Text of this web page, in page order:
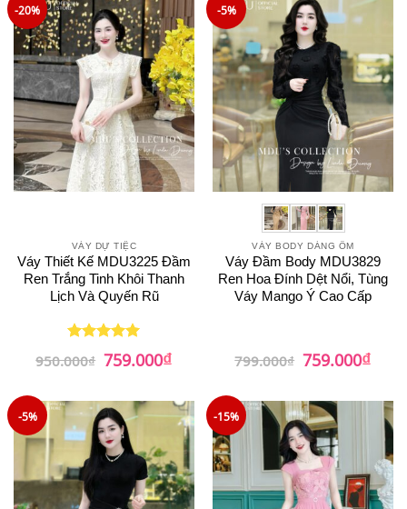
-20%
VÁY DỰ TIỆC
Váy Thiết Kế MDU3225 Đầm
Ren Trắng Tinh Khôi Thanh
Lịch Và Quyến Rũ
Được xếp
hạng
55
950.000₫ Giá
gốc
759.000₫Giá
hiện
759.000₫.
-5%
VÁY BODY DÁNG ÔM
Váy Đầm Body MDU3829
Ren Hoa Đính Dệt Nổi, Tùng
Váy Mango Ý Cao Cấp
799.000₫ Giá
gốc
759.000₫Giá
hiện
-5% -15%